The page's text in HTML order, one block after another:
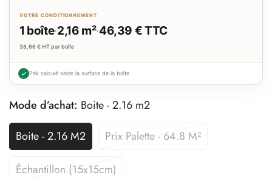
VOTRE CONDITIONNEMENT
1 boîte·2,16 m²·46,39 € TTC
38,66 € HTpar boîte
Prix calculé selon la surface de la boîte
Mode d’achat: Boite - 2.16 m2
Boite - 2.16 M2
Prix Palette - 64.8 M²
Échantillon (15x15cm)